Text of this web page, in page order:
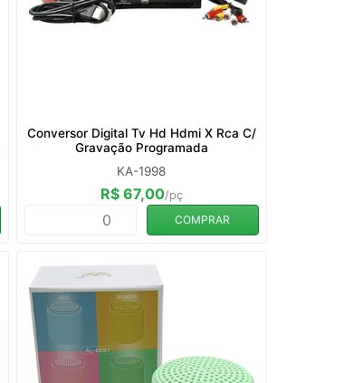
Conversor Digital Tv Hd Hdmi X Rca C/
Gravação Programada
KA-1998
R$ 67,00/pç
COMPRAR